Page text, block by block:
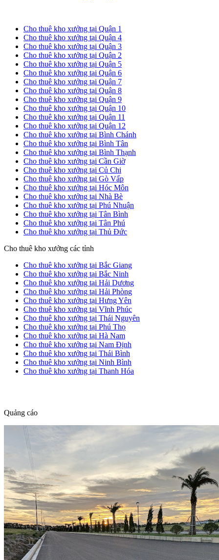
Cho thuê kho xưởng tại Quận 1
Cho thuê kho xưởng tại Quận 4
Cho thuê kho xưởng tại Quận 3
Cho thuê kho xưởng tại Quận 2
Cho thuê kho xưởng tại Quận 5
Cho thuê kho xưởng tại Quận 6
Cho thuê kho xưởng tại Quận 7
Cho thuê kho xưởng tại Quận 8
Cho thuê kho xưởng tại Quận 9
Cho thuê kho xưởng tại Quận 10
Cho thuê kho xưởng tại Quận 11
Cho thuê kho xưởng tại Quận 12
Cho thuê kho xưởng tại Bình Chánh
Cho thuê kho xưởng tại Bình Tân
Cho thuê kho xưởng tại Bình Thạnh
Cho thuê kho xưởng tại Cần Giờ
Cho thuê kho xưởng tại Củ Chi
Cho thuê kho xưởng tại Gò Vấp
Cho thuê kho xưởng tại Hóc Môn
Cho thuê kho xưởng tại Nhà Bè
Cho thuê kho xưởng tại Phú Nhuận
Cho thuê kho xưởng tại Tân Bình
Cho thuê kho xưởng tại Tân Phú
Cho thuê kho xưởng tại Thủ Đức
Cho thuê kho xưởng các tỉnh
Cho thuê kho xưởng tại Bắc Giang
Cho thuê kho xưởng tại Bắc Ninh
Cho thuê kho xưởng tại Hải Dương
Cho thuê kho xưởng tại Hải Phòng
Cho thuê kho xưởng tại Hưng Yên
Cho thuê kho xưởng tại Vĩnh Phúc
Cho thuê kho xưởng tại Thái Nguyên
Cho thuê kho xưởng tại Phú Thọ
Cho thuê kho xưởng tại Hà Nam
Cho thuê kho xưởng tại Nam Định
Cho thuê kho xưởng tại Thái Bình
Cho thuê kho xưởng tại Ninh Bình
Cho thuê kho xưởng tại Thanh Hóa
Quảng cáo